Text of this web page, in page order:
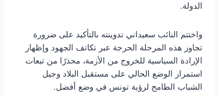
الدولة.
واختتم النائب سعيداني تدوينته بالتأكيد على ضرورة
تجاوز هذه المرحلة الحرجة عبر تكاتف الجهود وإظهار
الإرادة السياسية للخروج من الأزمة، محذرًا من تبعات
استمرار الوضع الحالي على مستقبل البلاد وجيل
الشباب الطامح لرؤية تونس في وضع أفضل.